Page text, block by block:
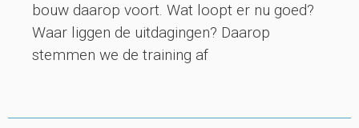
bouw daarop voort. Wat loopt er nu goed?
Waar liggen de uitdagingen? Daarop
stemmen we de training af